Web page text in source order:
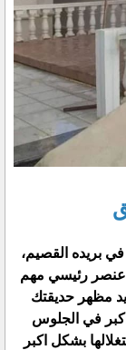
بريده القصيم،
عنصر رئيسي مهم
مظهر حديقتك
في الجلوس
بشكل اكبر